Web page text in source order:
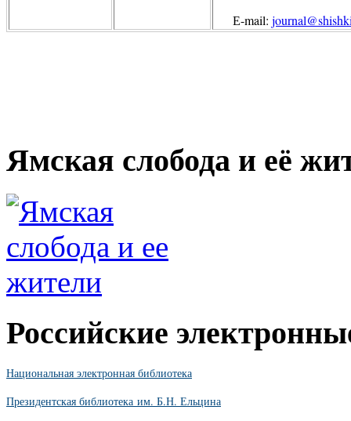
Е-mail:
Ямская слобода и её
Российские
Национальная электронная библиотека
Президентская библиотека им. Б.Н. Ельцина